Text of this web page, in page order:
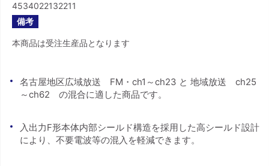
4534022132211
備考
本商品は受注生産品となります
名古屋地区広域放送 FM・ch1～ch23 と 地域放送 ch25
～ch62 の混合に適した商品です。
入出力F形本体内部シールド構造を採用した高シールド設計
により、不要電波等の混入を軽減できます。